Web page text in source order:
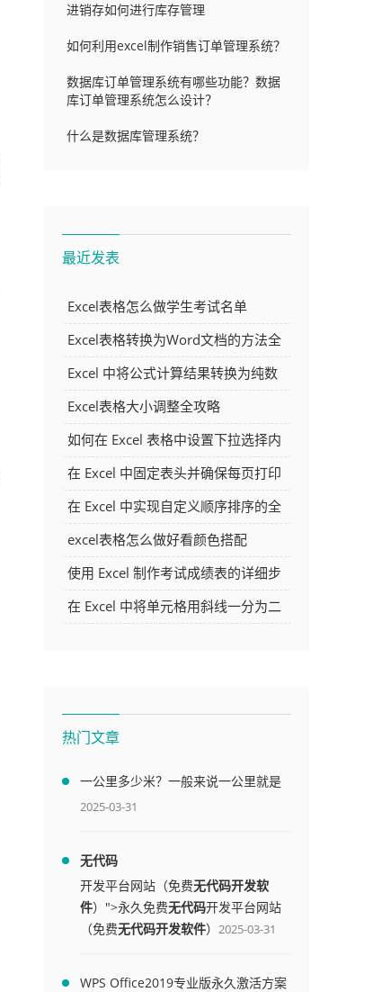
进销存如何进行库存管理
如何利用excel制作销售订单管理系统？
数据库订单管理系统有哪些功能？数据
库订单管理系统怎么设计？
什么是数据库管理系统？
最近发表
Excel表格怎么做学生考试名单
Excel表格转换为Word文档的方法全
解析
Excel 中将公式计算结果转换为纯数
字的多种方法
Excel表格大小调整全攻略
如何在 Excel 表格中设置下拉选择内
容
在 Excel 中固定表头并确保每页打印
时都显示表头的方法详解
在 Excel 中实现自定义顺序排序的全
面指南
excel表格怎么做好看颜色搭配
使用 Excel 制作考试成绩表的详细步
骤及技巧
在 Excel 中将单元格用斜线一分为二
热门文章
一公里多少米？一般来说一公里就是
1000米
2025-03-31
无代码
开发平台网站（免费无代码开发软
件）">永久免费无代码开发平台网站
（免费无代码开发软件） 2025-03-31
WPS Office2019专业版永久激活方案